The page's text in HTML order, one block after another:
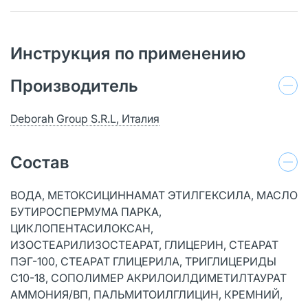
Инструкция по применению
Производитель
Deborah Group S.R.L, Италия
Состав
ВОДА, МЕТОКСИЦИННАМАТ ЭТИЛГЕКСИЛА, МАСЛО
БУТИРОСПЕРМУМА ПАРКА,
ЦИКЛОПЕНТАСИЛОКСАН,
ИЗОСТЕАРИЛИЗОСТЕАРАТ, ГЛИЦЕРИН, СТЕАРАТ
ПЭГ-100, СТЕАРАТ ГЛИЦЕРИЛА, ТРИГЛИЦЕРИДЫ
C10-18, СОПОЛИМЕР АКРИЛОИЛДИМЕТИЛТАУРАТ
АММОНИЯ/ВП, ПАЛЬМИТОИЛГЛИЦИН, КРЕМНИЙ,